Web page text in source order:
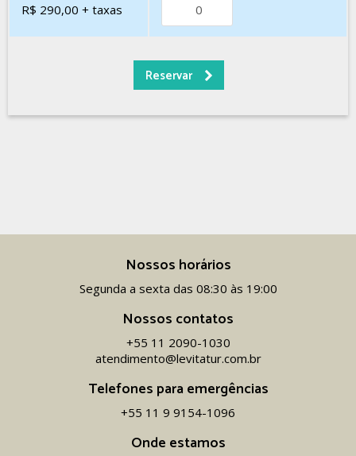
R$ 290,00 + taxas
Onde estamos
Nossos horários
Segunda a sexta das 08:30 às 19:00
Nossos contatos
+55 11 2090-1030
atendimento@levitatur.com.br
Telefones para emergências
+55 11 9 9154-1096‬